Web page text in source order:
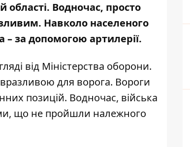
області. Водночас, просто
Навколо населеного
– за допомогою артилерії.
від Міністерства оборони.
для ворога. Вороги
позицій. Водночас, війська
що не пройшли належного